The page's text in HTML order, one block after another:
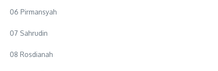
06 Pirmansyah
07 Sahrudin
08 Rosdianah